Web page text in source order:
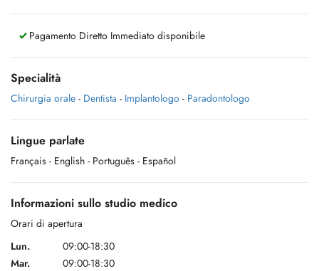
Pagamento Diretto Immediato disponibile
Specialità
Chirurgia orale - Dentista - Implantologo - Paradontologo
Lingue parlate
Français - English - Português - Español
Informazioni sullo studio medico
Orari di apertura
Lun.
09:00-18:30
Mar.
09:00-18:30